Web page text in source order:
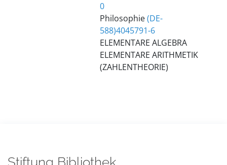
0
Philosophie(DE-
588)4045791-6
ELEMENTARE ALGEBRA
ELEMENTARE ARITHMETIK
(ZAHLENTHEORIE)
Stiftung Bibliothek